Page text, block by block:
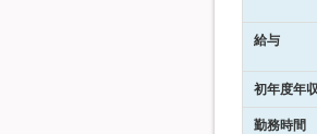
給与
初年度年
勤務時間